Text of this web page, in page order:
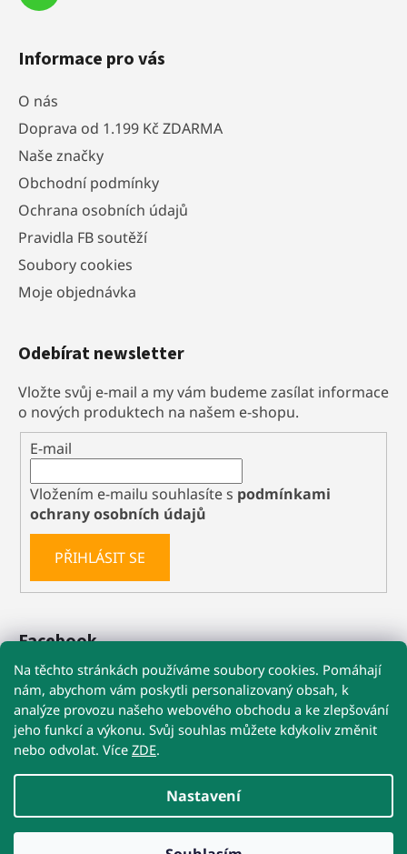
Na těchto stránkách používáme soubory cookies. Pomáhají
nám, abychom vám poskytli personalizovaný obsah, k
analýze provozu našeho webového obchodu a ke zlepšování
jeho funkcí a výkonu. Svůj souhlas můžete kdykoliv změnit
nebo odvolat. Více ZDE.
Nastavení
🚚 Při nákupu nad 1 199 Kč máte dopravu
ZDARMA
☀️ POZOR NA VYSOKÉ TEPLOTY!
U Precizních MIKROBŮ a Re-Biomu doporučujeme
u
Informace pro vás
O nás
Doprava od 1.199 Kč ZDARMA
Naše značky
Obchodní podmínky
Ochrana osobních údajů
Pravidla FB soutěží
Soubory cookies
Moje objednávka
Odebírat newsletter
Vložte svůj e-mail a my vám budeme zasílat informace
o nových produktech na našem e-shopu.
E-mail
Vložením e-mailu souhlasíte s podmínkami
ochrany osobních údajů
PŘIHLÁSIT SE
Facebook
Obchodní podmínky Reklamace Kontakty
Vytvořil Shoptet